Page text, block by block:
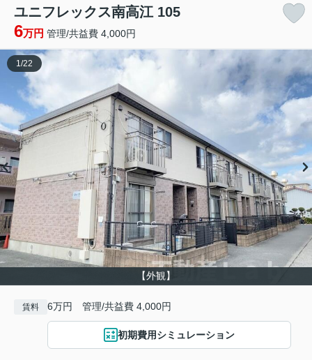
ユニフレックス南高江 105
6万円 管理/共益費 4,000円
【外観】
1/22
賃料 6万円 管理/共益費 4,000円
初期費用シミュレーション